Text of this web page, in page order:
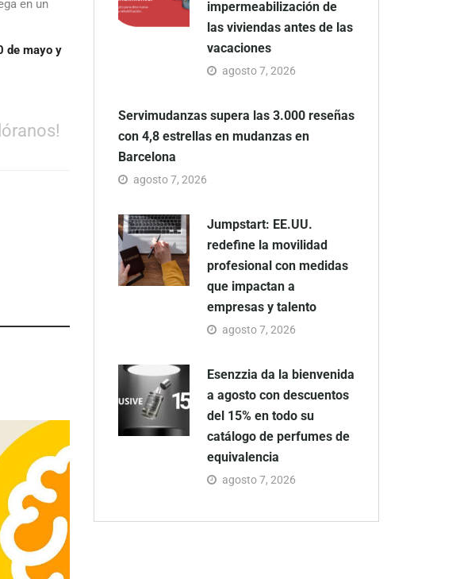
en un
de mayo y
que
la mano
impermeabilización de
las viviendas antes de las
vacaciones
agosto 7, 2026
Servimudanzas supera las 3.000 reseñas
con 4,8 estrellas en mudanzas en
Barcelona
agosto 7, 2026
Jumpstart: EE.UU.
redefine la movilidad
profesional con medidas
que impactan a
empresas y talento
agosto 7, 2026
Esenzzia da la bienvenida
a agosto con descuentos
del 15% en todo su
catálogo de perfumes de
equivalencia
agosto 7, 2026